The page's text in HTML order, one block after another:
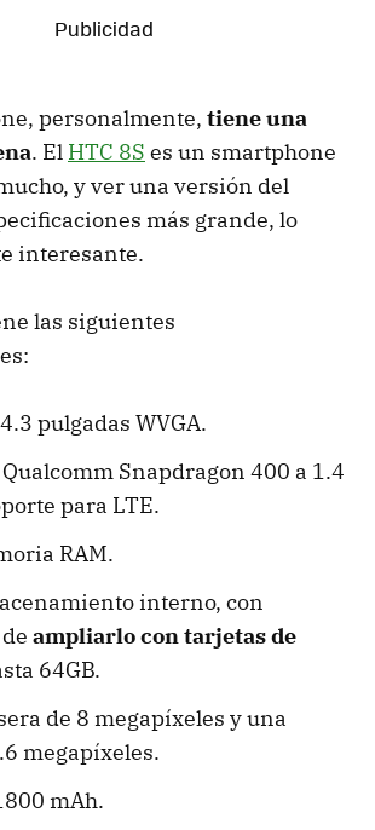
personalmente, tiene una
. El HTC 8S es un smartphone
y ver una versión del
más grande, lo
interesante.
las siguientes
pulgadas WVGA.
Snapdragon 400 a 1.4
para LTE.
RAM.
interno, con
ampliarlo con tarjetas de
64GB.
de 8 megapíxeles y una
megapíxeles.
mAh.